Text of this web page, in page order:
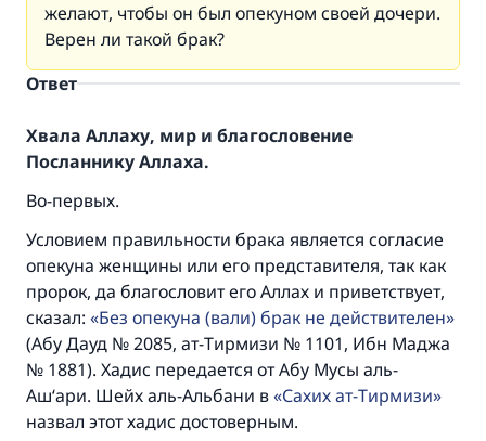
желают, чтобы он был опекуном своей дочери.
Верен ли такой брак?
Ответ
Хвала Аллаху, мир и благословение
Посланнику Аллаха.
Во-первых.
Условием правильности брака является согласие
опекуна женщины или его представителя, так как
пророк, да благословит его Аллах и приветствует,
сказал:
Без опекуна (вали) брак не действителен
(Абу Дауд № 2085, ат-Тирмизи № 1101, Ибн Маджа
№ 1881). Хадис передается от Абу Мусы аль-
Аш‘ари. Шейх аль-Альбани в Сахих ат-Тирмизи
назвал этот хадис достоверным.